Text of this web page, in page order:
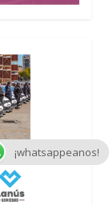
¡whatsappeanos!